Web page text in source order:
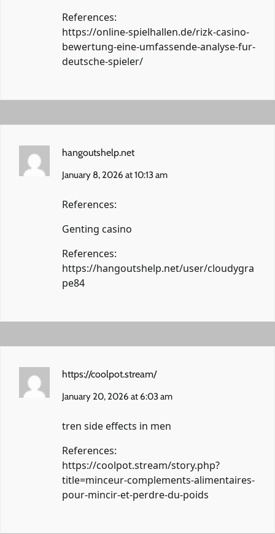
References:
https://online-spielhallen.de/rizk-casino-
bewertung-eine-umfassende-analyse-fur-
deutsche-spieler/
hangoutshelp.net
January 8, 2026 at 10:13 am
References:
Genting casino
References:
https://hangoutshelp.net/user/cloudygra
pe84
https://coolpot.stream/
January 20, 2026 at 6:03 am
tren side effects in men
References:
https://coolpot.stream/story.php?
title=minceur-complements-alimentaires-
pour-mincir-et-perdre-du-poids